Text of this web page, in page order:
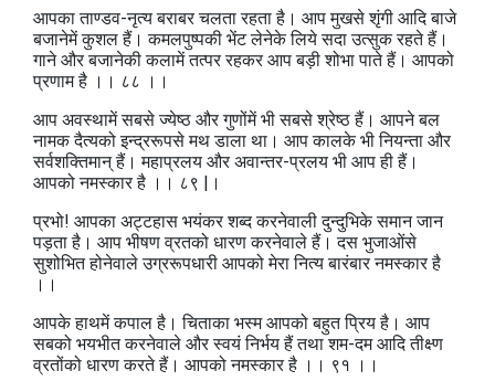
आपका ताण्डव-नृत्य बराबर चलता रहता है। आप मुखसे शृंगी आदि बाजे
बजानेमें कुशल हैं। कमलपुष्पकी भेंट लेनेके लिये सदा उत्सुक रहते हैं।
गाने और बजानेकी कलामें तत्पर रहकर आप बड़ी शोभा पाते हैं। आपको
प्रणाम है ।। ८८ ।।
आप अवस्थामें सबसे ज्येष्ठ और गुणोंमें भी सबसे श्रेष्ठ हैं। आपने बल
नामक दैत्यको इन्द्ररूपसे मथ डाला था। आप कालके भी नियन्ता और
सर्वशक्तिमान्‌ हैं। महाप्रलय और अवान्तर-प्रलय भी आप ही हैं।
आपको नमस्कार है ।। ८९ |।
प्रभो! आपका अट्टहास भयंकर शब्द करनेवाली दुन्दुभिके समान जान
पड़ता है। आप भीषण व्रतको धारण करनेवाले हैं। दस भुजाओंसे
सुशोभित होनेवाले उग्ररूपधारी आपको मेरा नित्य बारंबार नमस्कार है
।।
आपके हाथमें कपाल है। चिताका भस्म आपको बहुत प्रिय है। आप
सबको भयभीत करनेवाले और स्वयं निर्भय हैं तथा शम-दम आदि तीक्ष्ण
व्रतोंको धारण करते हैं। आपको नमस्कार है ।। ९१ ।।